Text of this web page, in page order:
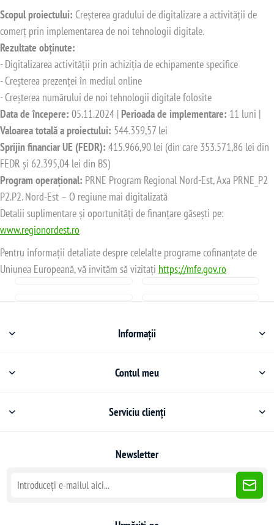
Scopul proiectului: Creșterea gradului de digitalizare a activității de
comerț prin implementarea de noi tehnologii digitale.
Rezultate obținute:
- Digitalizarea activității prin achiziția de echipamente specifice
- Creșterea prezenței în mediul online
- Creșterea numărului de noi tehnologii digitale folosite
Data de începere: 05.11.2024 | Perioada de implementare: 11 luni |
Valoarea totală a proiectului: 544.359,57 lei
Sprijin financiar UE (FEDR): 415.966,90 lei (din care 353.571,86 lei din
FEDR și 62.395,04 lei din BS)
Program operațional: PRNE Program Regional Nord-Est, Axa PRNE_P2
P2.P2. Nord-Est – O regiune mai digitalizată
Detalii suplimentare și oportunități de finanțare găsești pe:
www.regionordest.ro
Pentru informații detaliate despre celelalte programe cofinanțate de
Uniunea Europeană, vă invităm să vizitați https://mfe.gov.ro
Informații
Contul meu
Serviciu clienți
Newsletter